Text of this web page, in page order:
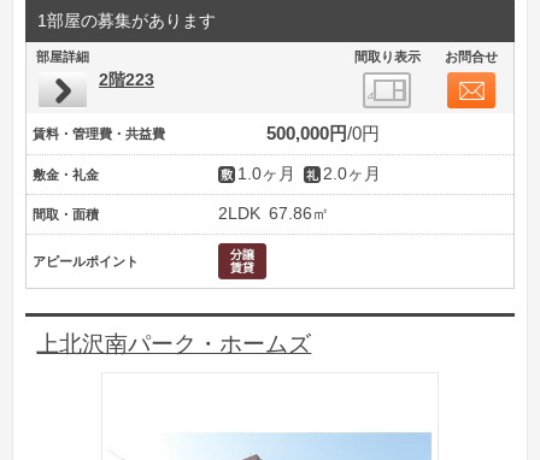
1部屋の募集があります
部屋詳細 間取り表示 お問合せ
2階223
賃料・管理費・共益費 500,000円 0円
敷金・礼金 1.0ヶ月 2.0ヶ月
間取・面積 2LDK 67.86㎡
アピールポイント
上北沢南パーク・ホームズ